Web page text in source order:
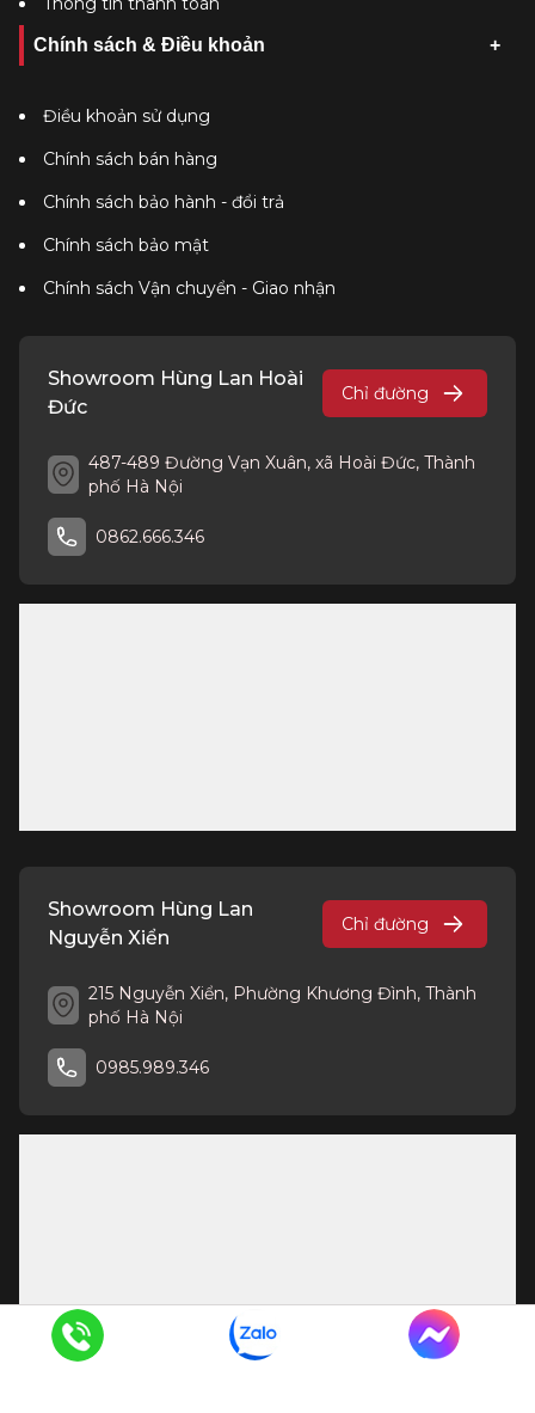
Chính sách & Điều khoản
Điều khoản sử dụng
Chính sách bán hàng
Chính sách bảo hành - đổi trả
Chính sách bảo mật
Chính sách Vận chuyển - Giao nhận
Showroom Hùng Lan Hoài
Đức
Chỉ đường
487-489 Đường Vạn Xuân, xã Hoài Đức, Thành
phố Hà Nội
0862.666.346
Showroom Hùng Lan
Nguyễn Xiển
Chỉ đường
215 Nguyễn Xiển, Phường Khương Đình, Thành
phố Hà Nội
0985.989.346